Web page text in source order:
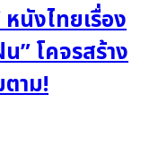
นังไทยเรื่อง
” โคจรสร้าง
าม!